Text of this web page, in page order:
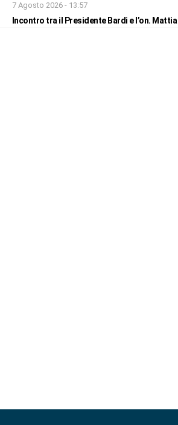
7 Agosto 2026 - 13:57
Incontro tra il Presidente Bardi e l’on. Mattia